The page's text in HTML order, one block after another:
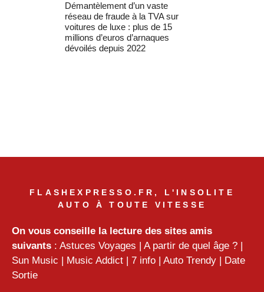
Démantèlement d’un vaste
réseau de fraude à la TVA sur
voitures de luxe : plus de 15
millions d’euros d’arnaques
dévoilés depuis 2022
FLASHEXPRESSO.FR, L'INSOLITE
AUTO À TOUTE VITESSE
On vous conseille la lecture des sites amis
suivants : Astuces Voyages A partir de quel âge ?
Sun Music
Music Addict 7 info Auto Trendy
Date
Sortie